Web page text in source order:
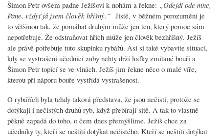
Šimon Petr ovšem padne Ježíšovi k nohám a řekne: „Odejdi ode mne,
Pane, vždyť já jsem člověk hříšný.“ Jistě, v běžném porozumění je
to většinou tak, že pomáhat druhým může jen ten, který pomoc sám
nepotřebuje. Že odstraňovat hřích může jen člověk bezhříšný. Ježíš
ale právě potřebuje tuto skupinku rybářů. Asi si také vybavíte situaci,
kdy se vystrašení učedníci zuby nehty drží loďky zmítané bouří a
Šimon Petr topící se ve vlnách. Ježíš jim řekne něco o malé víře,
kterou při náporu bouře vystřídá vystrašenost.
O rybářích byla tehdy taková představa, že jsou nečistí, protože se
dotýkají i nečistých druhů ryb, když přebírají sítě. A tak to vlastně
pěkně zapadá do toho, o čem dnes přemýšlíme. Ježíš chce za
učedníky ty, kteří se neštítí dotýkat nečistého. Kteří se neštítí dotýkat